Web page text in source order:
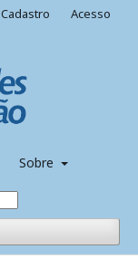
Sobre
Cadastro Acesso